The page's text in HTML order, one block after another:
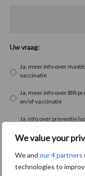
We value your
We and our 4 partners
technologies to
Uw vraag:
Ja, meer info over
vaccinatie
Ja, meer info over IBR
en/of vaccinatie
Ja, info over preventie